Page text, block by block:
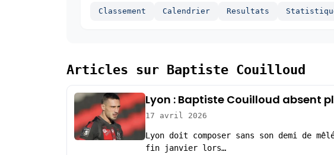
Classement Calendrier Resultats
Articles sur Baptiste Couilloud
Lyon : Baptiste Couilloud absent
17 avril 2026
Lyon doit composer sans son demi de
fin janvier lors…